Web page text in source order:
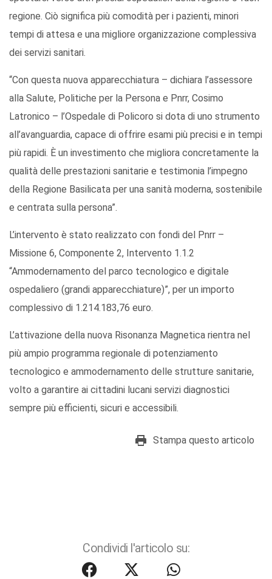
regione. Ciò significa più comodità per i pazienti, minori
tempi di attesa e una migliore organizzazione complessiva
dei servizi sanitari.
“Con questa nuova apparecchiatura – dichiara l’assessore
alla Salute, Politiche per la Persona e Pnrr, Cosimo
Latronico – l’Ospedale di Policoro si dota di uno strumento
all’avanguardia, capace di offrire esami più precisi e in tempi
più rapidi. È un investimento che migliora concretamente la
qualità delle prestazioni sanitarie e testimonia l’impegno
della Regione Basilicata per una sanità moderna, sostenibile
e centrata sulla persona”.
L’intervento è stato realizzato con fondi del Pnrr –
Missione 6, Componente 2, Intervento 1.1.2
“Ammodernamento del parco tecnologico e digitale
ospedaliero (grandi apparecchiature)”, per un importo
complessivo di 1.214.183,76 euro.
L’attivazione della nuova Risonanza Magnetica rientra nel
più ampio programma regionale di potenziamento
tecnologico e ammodernamento delle strutture sanitarie,
volto a garantire ai cittadini lucani servizi diagnostici
sempre più efficienti, sicuri e accessibili.
Stampa questo articolo
Condividi l'articolo su: